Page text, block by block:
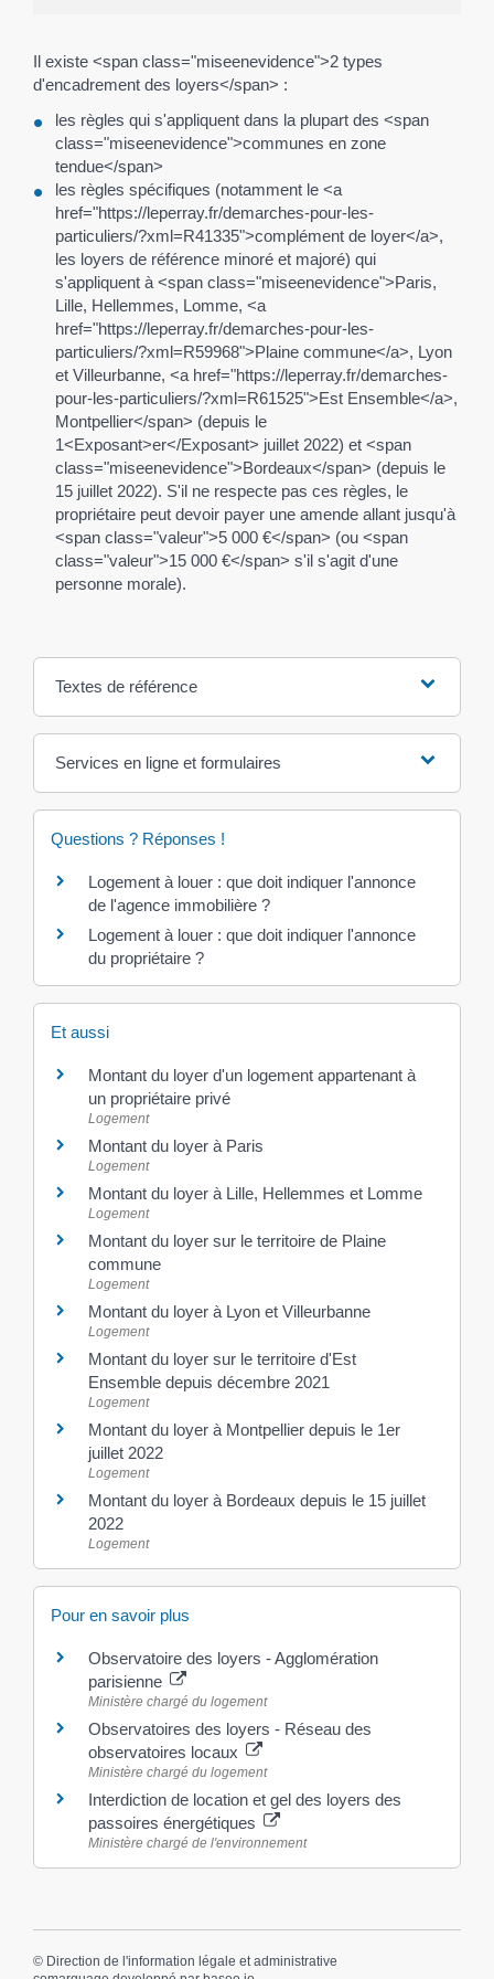
Il existe <span class="miseenevidence">2 types
d'encadrement des loyers</span> :
les règles qui s'appliquent dans la plupart des <span
class="miseenevidence">communes en zone
tendue</span>
les règles spécifiques (notamment le <a
href="https://leperray.fr/demarches-pour-les-
particuliers/?xml=R41335">complément de loyer</a>,
les loyers de référence minoré et majoré) qui
s'appliquent à <span class="miseenevidence">Paris,
Lille, Hellemmes, Lomme, <a
href="https://leperray.fr/demarches-pour-les-
particuliers/?xml=R59968">Plaine commune</a>, Lyon
et Villeurbanne, <a href="https://leperray.fr/demarches-
pour-les-particuliers/?xml=R61525">Est Ensemble</a>,
Montpellier</span> (depuis le
1<Exposant>er</Exposant> juillet 2022) et <span
class="miseenevidence">Bordeaux</span> (depuis le
15 juillet 2022). S'il ne respecte pas ces règles, le
propriétaire peut devoir payer une amende allant jusqu'à
<span class="valeur">5 000 €</span> (ou <span
class="valeur">15 000 €</span> s'il s'agit d'une
personne morale).
Textes de référence
Services en ligne et formulaires
Questions ? Réponses !
Logement à louer : que doit indiquer l'annonce
de l'agence immobilière ?
Logement à louer : que doit indiquer l'annonce
du propriétaire ?
Et aussi
Montant du loyer d'un logement appartenant à
un propriétaire privé
Logement
Montant du loyer à Paris
Logement
Montant du loyer à Lille, Hellemmes et Lomme
Logement
Montant du loyer sur le territoire de Plaine
commune
Logement
Montant du loyer à Lyon et Villeurbanne
Logement
Montant du loyer sur le territoire d'Est
Ensemble depuis décembre 2021
Logement
Montant du loyer à Montpellier depuis le 1er
juillet 2022
Logement
Montant du loyer à Bordeaux depuis le 15 juillet
2022
Logement
Pour en savoir plus
Observatoire des loyers - Agglomération
parisienne
Ministère chargé du logement
Observatoires des loyers - Réseau des
observatoires locaux
Ministère chargé du logement
Interdiction de location et gel des loyers des
passoires énergétiques
Ministère chargé de l'environnement
© Direction de l'information légale et administrative